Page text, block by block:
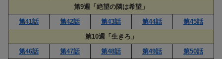
第9週「絶望の隣は希望」
第41話
第42話 第43話 第44話
第45話
第10週「生きろ」
第46話
第47話 第48話 第49話
第50話